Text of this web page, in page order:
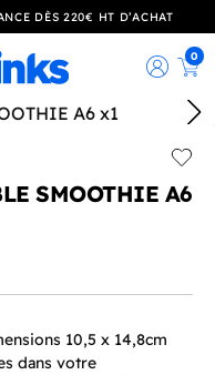
DÈS 220€ HT D’ACHAT
0
SMOOTHIE A6
10,5 x 14,8cm
dans votre